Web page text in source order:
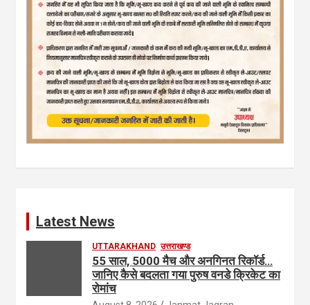
Latest News
UTTARAKHAND उत्तराखण्ड
55 साल, 5000 मैच और अनगिनत रिकॉर्ड…
जानिए कैसे बदलता गया पुरुष वनडे क्रिकेट का
रोमांच